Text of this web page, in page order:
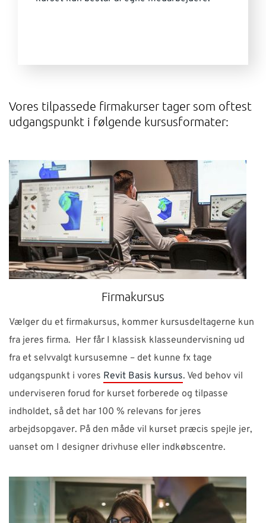
Vores tilpassede firmakurser tager som oftest
udgangspunkt i følgende kursusformater:
Firmakursus
Vælger du et firmakursus, kommer kursusdeltagerne kun
fra jeres firma. Her får I klassisk klasseundervisning ud
fra et selvvalgt kursusemne – det kunne fx tage
udgangspunkt i vores Revit Basis kursus. Ved behov vil
underviseren forud for kurset forberede og tilpasse
indholdet, så det har 100 % relevans for jeres
arbejdsopgaver. På den måde vil kurset præcis spejle jer,
uanset om I designer drivhuse eller indkøbscentre.